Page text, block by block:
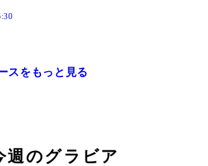
スをもっと見る
週のグラビア